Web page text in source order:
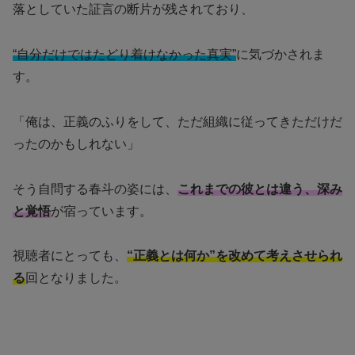
落としていた証言の断片が残されており、
“自分だけではたどり着けなかった真実”に気づかされま
す。
「俺は、正義のふりをして、ただ組織に従ってきただけだ
ったのかもしれない」
そう自問する春斗の姿には、 これまでの彼とは違う、深み
と覚悟が宿っています。
視聴者にとっても、 “正義とは何か”を改めて考えさせられ
る回となりました。